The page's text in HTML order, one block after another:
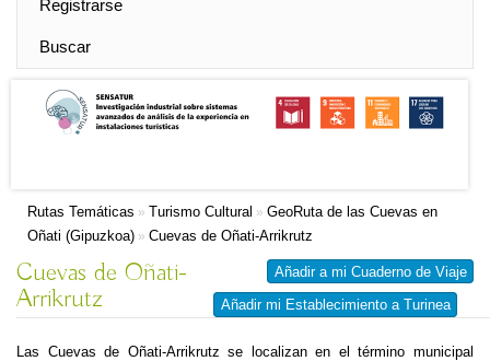
Registrarse
Buscar
Rutas Temáticas » Turismo Cultural » GeoRuta de las Cuevas en
Oñati (Gipuzkoa) » Cuevas de Oñati-Arrikrutz
Añadir a mi Cuaderno de Viaje
Añadir mi Establecimiento a Turinea
Cuevas de Oñati-
Arrikrutz
Las Cuevas de Oñati-Arrikrutz se localizan en el término municipal